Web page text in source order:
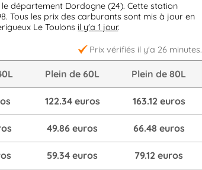
département Dordogne (24). Cette station
Tous les prix des carburants sont mis à jour en
Le Toulons il y'a 1 jour.
Prix vérifiés il y'a 26 minutes.
Plein de 60L Plein de 80L
122.34 euros 163.12 euros
49.86 euros 66.48 euros
59.34 euros 79.12 euros